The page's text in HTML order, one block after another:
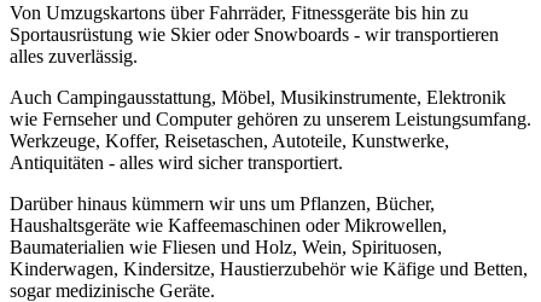
Von Umzugskartons über Fahrräder, Fitnessgeräte bis hin zu
Sportausrüstung wie Skier oder Snowboards - wir transportieren
alles zuverlässig.
Auch Campingausstattung, Möbel, Musikinstrumente, Elektronik
wie Fernseher und Computer gehören zu unserem Leistungsumfang.
Werkzeuge, Koffer, Reisetaschen, Autoteile, Kunstwerke,
Antiquitäten - alles wird sicher transportiert.
Darüber hinaus kümmern wir uns um Pflanzen, Bücher,
Haushaltsgeräte wie Kaffeemaschinen oder Mikrowellen,
Baumaterialien wie Fliesen und Holz, Wein, Spirituosen,
Kinderwagen, Kindersitze, Haustierzubehör wie Käfige und Betten,
sogar medizinische Geräte.